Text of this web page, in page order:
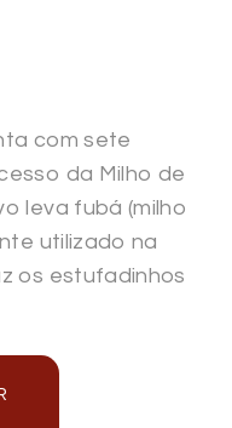
com sete
da Milho de
leva fubá (milho
utilizado na
os estufadinhos